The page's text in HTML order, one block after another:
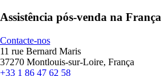
Assistência pós-venda na França
Contacte-nos
11 rue Bernard Maris
37270 Montlouis-sur-Loire, França
+33 1 86 47 62 58